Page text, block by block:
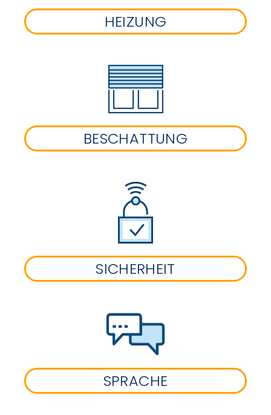
HEIZUNG
BESCHATTUNG
SICHERHEIT
SPRACHE